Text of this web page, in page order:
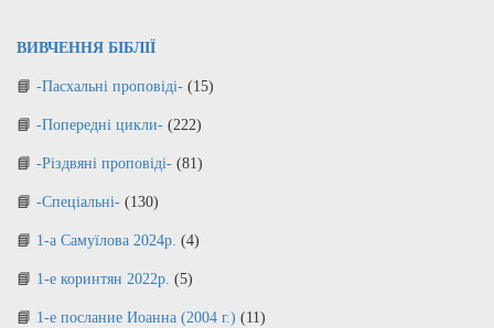
ВИВЧЕННЯ БІБЛІЇ
-Пасхальні проповіді- (15)
-Попередні цикли- (222)
-Різдвяні проповіді- (81)
-Спеціальні- (130)
1-а Самуїлова 2024р. (4)
1-е коринтян 2022р. (5)
1-е послание Иоанна (2004 г.) (11)